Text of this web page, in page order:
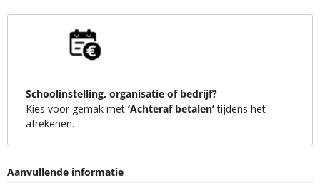
Schoolinstelling, organisatie of bedrijf?
Kies voor gemak met ‘Achteraf betalen’tijdens het
afrekenen.
Aanvullende informatie